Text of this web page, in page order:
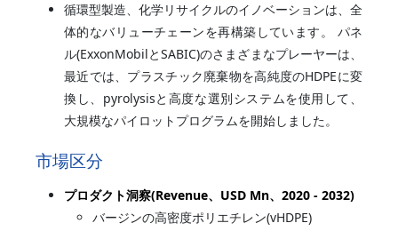
循環型製造、化学リサイクルのイノベーションは、全
体的なバリューチェーンを再構築しています。 パネ
ル(ExxonMobilとSABIC)のさまざまなプレーヤーは、
最近では、プラスチック廃棄物を高純度のHDPEに変
換し、pyrolysisと高度な選別システムを使用して、
大規模なパイロットプログラムを開始しました。
市場区分
プロダクト洞察(Revenue、USD Mn、2020 - 2032)
バージンの高密度ポリエチレン(vHDPE)